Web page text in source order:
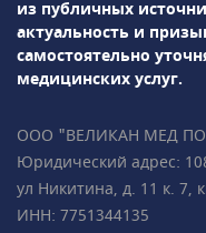
пациентов • Все
международные
Foundation (Фонд
2 минутах
из публичных
актуальность и
самостоятельно
медицинских услуг.
ООО "ВЕЛИКАН МЕД
Юридический адрес:
ул Никитина, д. 11 к. 7,
ИНН: 7751344135